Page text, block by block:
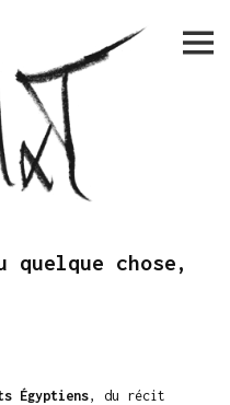
quelque chose,
Égyptiens, du récit